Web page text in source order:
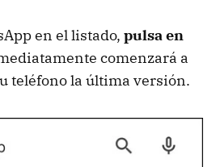
en el listado, pulsa en
comenzará a
teléfono la última versión.